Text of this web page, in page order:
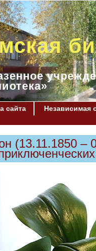
сайта Независимая
(13.11.1850 –